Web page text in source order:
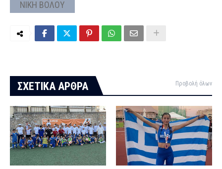
ΝΙΚΗ ΒΟΛΟΥ
ΣΧΕΤΙΚΑ ΑΡΘΡΑ Προβολή όλων